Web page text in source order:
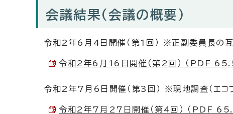
会議結果（会議の概要）
令和2年6月4日開催（第1回） ※正副委員長の
令和2年6月16日開催（第2回） （PDF
令和2年7月6日開催（第3回） ※現地調査（エコ
令和2年7月27日開催（第4回） （PDF